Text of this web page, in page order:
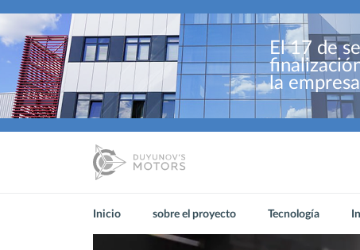
El 17 de
la empresa
Inicio sobre el proyecto Tecnología